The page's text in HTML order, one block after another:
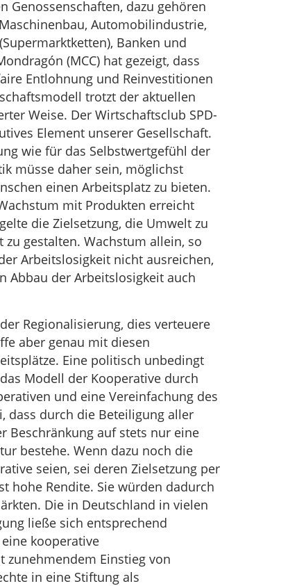
Genossenschaften, dazu gehören
Automobilindustrie,
Banken und
(MCC) hat gezeigt, dass
Entlohnung und Reinvestitionen
trotzt der aktuellen
Weise. Der Wirtschaftsclub SPD-
Element unserer Gesellschaft.
wie für das Selbstwertgefühl der
müsse daher sein, möglichst
einen Arbeitsplatz zu bieten.
mit Produkten erreicht
die Zielsetzung, die Umwelt zu
gestalten. Wachstum allein, so
Arbeitslosigkeit nicht ausreichen,
Abbau der Arbeitslosigkeit auch
Regionalisierung, dies verteuere
aber genau mit diesen
Eine politisch unbedingt
Modell der Kooperative durch
und eine Vereinfachung des
dass durch die Beteiligung aller
Beschränkung auf stets nur eine
bestehe. Wenn dazu noch die
seien, sei deren Zielsetzung per
hohe Rendite. Sie würden dadurch
Die in Deutschland in vielen
ließe sich entsprechend
kooperative
zunehmendem Einstieg von
in eine Stiftung als